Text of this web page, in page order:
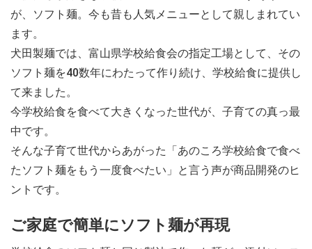
が、ソフト麺。今も昔も人気メニューとして親しまれてい
ます。
犬田製麺では、富山県学校給食会の指定工場として、その
ソフト麺を40数年にわたって作り続け、学校給食に提供し
て来ました。
今学校給食を食べて大きくなった世代が、子育ての真っ最
中です。
そんな子育て世代からあがった「あのころ学校給食で食べ
たソフト麺をもう一度食べたい」と言う声が商品開発のヒ
ントです。
ご家庭で簡単にソフト麺が再現